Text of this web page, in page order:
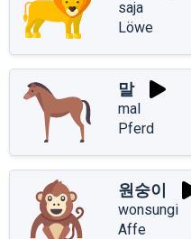
saja
Löwe
말
mal
Pferd
원숭이
wonsungi
Affe